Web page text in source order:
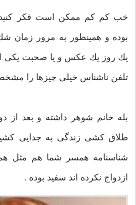
خب كم كم ممكن است فكر
بوده و همینطور به مرور زمان
یك روز یك عكس و یا صحبت یكی از
تلفن ناشناس خیلی چیزها را
بله خانم شوهر داشته و بعد
طلاق كشی زندگی به جدایی
شناسنامه همسر شما هم مثل
ازدواج نكرده اند سفید بوده .